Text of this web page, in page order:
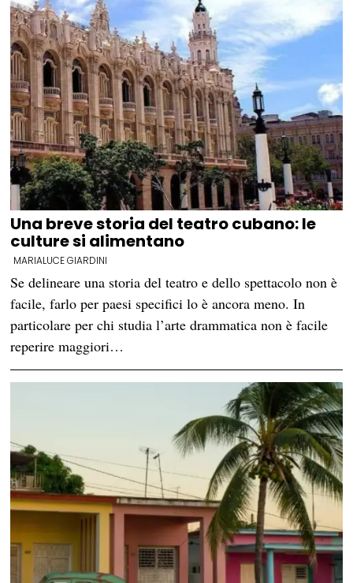
Una breve storia del teatro cubano: le
culture si alimentano
MARIALUCE GIARDINI
Se delineare una storia del teatro e dello spettacolo non è
facile, farlo per paesi specifici lo è ancora meno. In
particolare per chi studia l’arte drammatica non è facile
reperire maggiori…